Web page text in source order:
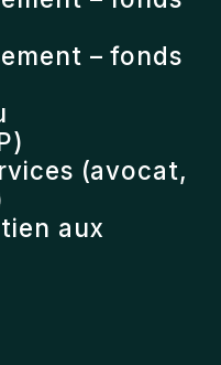
– fonds
(avocat,
aux